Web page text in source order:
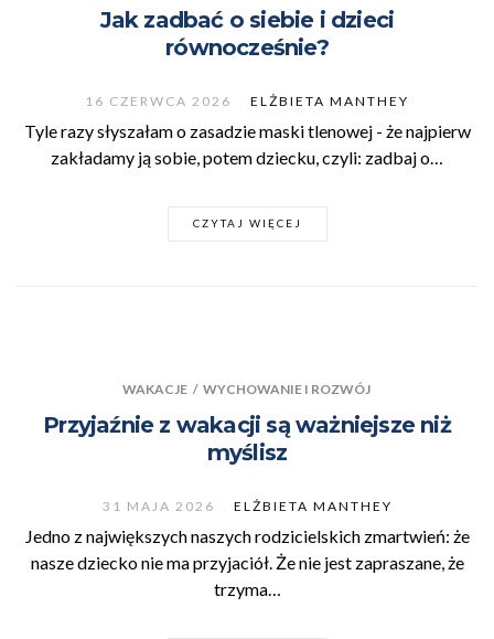
Jak zadbać o siebie i dzieci
równocześnie?
16 CZERWCA 2026 ELŻBIETA MANTHEY
Tyle razy słyszałam o zasadzie maski tlenowej - że najpierw
zakładamy ją sobie, potem dziecku, czyli: zadbaj o…
CZYTAJ WIĘCEJ
WAKACJE / WYCHOWANIE I ROZWÓJ
Przyjaźnie z wakacji są ważniejsze niż
myślisz
31 MAJA 2026 ELŻBIETA MANTHEY
Jedno z największych naszych rodzicielskich zmartwień: że
nasze dziecko nie ma przyjaciół. Że nie jest zapraszane, że
trzyma…